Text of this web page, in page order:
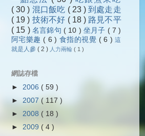
( 30 ) 混口飯吃 ( 23 )到處走走
( 19 ) 技術不好 ( 18 ) 路見不平
( 15 ) 名言錦句 ( 10 ) 坐月子 ( 7 )
阿宅樂趣 ( 6 ) 食指的視覺 ( 6 )這
就是人參 ( 2 ) 人力兩輪 ( 1 )
網誌存檔
► 2006 ( 59 )
► 2007 ( 117 )
► 2008 ( 18 )
► 2009 ( 4 )